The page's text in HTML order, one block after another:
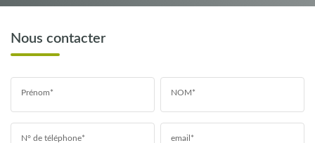
Nous contacter
Prénom* NOM*
N° de téléphone* email*